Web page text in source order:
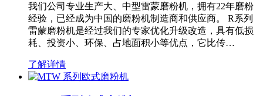
我们公司专业生产大、中型雷蒙磨粉机，拥有22年磨粉
经验，已经成为中国的磨粉机制造商和供应商。 R系列
雷蒙磨粉机是经过我们的专家优化升级改造，具有低损
耗、投资小、环保、占地面积小等优点，它比传…
了解详情